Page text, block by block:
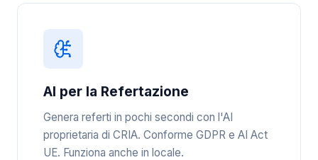
AI per la Refertazione
Genera referti in pochi secondi con l'AI
proprietaria di CRIA. Conforme GDPR e AI Act
UE. Funziona anche in locale.